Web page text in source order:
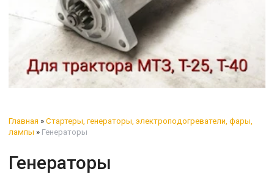
Главная » Стартеры, генераторы, электроподогреватели, фары,
лампы » Генераторы
Генераторы